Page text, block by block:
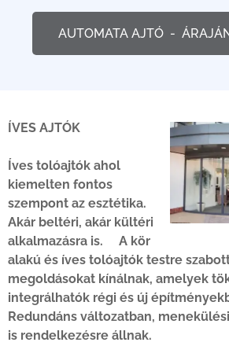
AUTOMATA AJTÓ -
ÍVES AJTÓK
Íves tolóajtók ahol
kiemelten fontos
szempont az esztétika.
Akár beltéri, akár kültéri
alkalmazásra is. A kör
alakú és íves tolóajtók testre
megoldásokat kínálnak, amelyek
integrálhatók régi és új
Redundáns változatban,
is rendelkezésre állnak.